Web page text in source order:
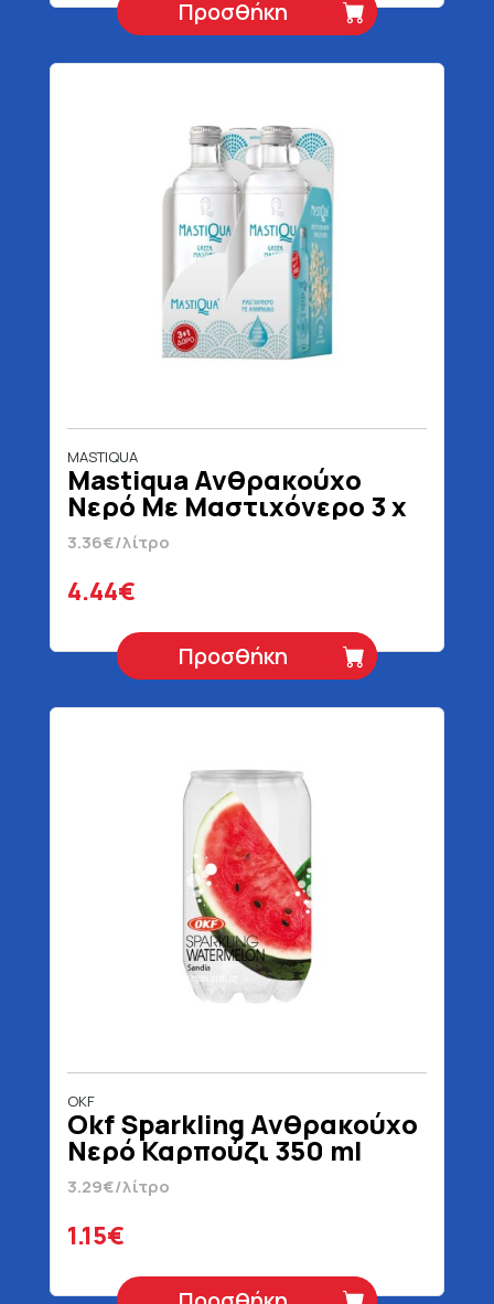
Προσθήκη
MASTIQUA
Mastiqua Ανθρακούχο
Νερό Με Μαστιχόνερο 3 x
330 ml + 1 Δώρο
3.36€/λίτρο
4.44€
Προσθήκη
OKF
Okf Sparkling Ανθρακούχο
Νερό Καρπούζι 350 ml
3.29€/λίτρο
1.15€